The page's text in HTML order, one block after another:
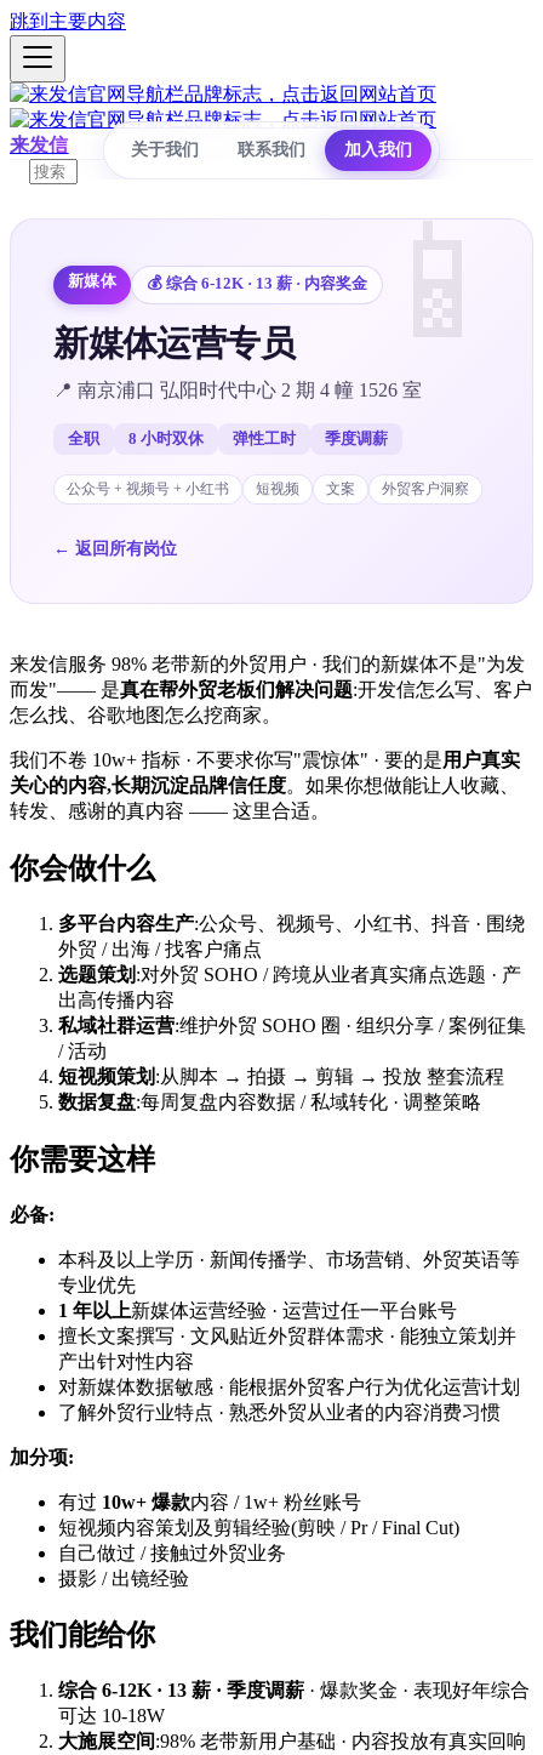
跳到主要内容
来发信 关于我们 联系我们 加入我们
📱
新媒体 💰 综合 6-12K · 13 薪 · 内容奖金
新媒体运营专员
📍南京浦口 弘阳时代中心 2 期 4 幢 1526 室
全职 8 小时双休 弹性工时 季度调薪
公众号 + 视频号 + 小红书 短视频 文案 外贸客户洞察
← 返回所有岗位
来发信服务 98% 老带新的外贸用户 · 我们的新媒体不是"为发
而发"—— 是真在帮外贸老板们解决问题:开发信怎么写、客户
怎么找、谷歌地图怎么挖商家。
我们不卷 10w+ 指标 · 不要求你写"震惊体" · 要的是用户真实
关心的内容,长期沉淀品牌信任度。如果你想做能让人收藏、
转发、感谢的真内容 —— 这里合适。
你会做什么
多平台内容生产:公众号、视频号、小红书、抖音 · 围绕
外贸 / 出海 / 找客户痛点
选题策划 :对外贸 SOHO / 跨境从业者真实痛点选题 · 产
出高传播内容
私域社群运营:维护外贸 SOHO 圈 · 组织分享 / 案例征集
/ 活动
短视频策划 :从脚本 → 拍摄 → 剪辑 → 投放 整套流程
数据复盘:每周复盘内容数据 / 私域转化 · 调整策略
你需要这样
必备:
本科及以上学历 · 新闻传播学、市场营销、外贸英语等
专业优先
1 年以上新媒体运营经验 · 运营过任一平台账号
擅长文案撰写 · 文风贴近外贸群体需求 · 能独立策划并
产出针对性内容
对新媒体数据敏感 · 能根据外贸客户行为优化运营计划
了解外贸行业特点 · 熟悉外贸从业者的内容消费习惯
加分项:
有过 10w+ 爆款内容 / 1w+ 粉丝账号
短视频内容策划及剪辑经验(剪映 / Pr / Final Cut)
自己做过 / 接触过外贸业务
摄影 / 出镜经验
我们能给你
综合 6-12K · 13 薪 · 季度调薪 · 爆款奖金 · 表现好年综合
可达 10-18W
大施展空间:98% 老带新用户基础 · 内容投放有真实回响